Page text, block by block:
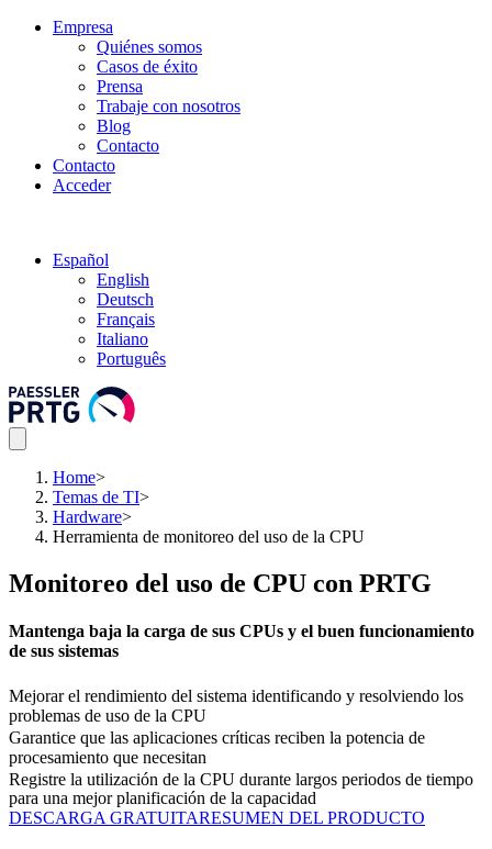
Empresa
Quiénes somos
Casos de éxito
Prensa
Trabaje con nosotros
Blog
Contacto
Contacto
Acceder
Español
English
Deutsch
Français
Italiano
Português
Home>
Temas de TI>
Hardware>
Herramienta de monitoreo del uso de la CPU
Monitoreo del uso de CPU con PRTG
Mantenga baja la carga de sus CPUs y el buen funcionamiento
de sus sistemas
Mejorar el rendimiento del sistema identificando y resolviendo los
problemas de uso de la CPU
Garantice que las aplicaciones críticas reciben la potencia de
procesamiento que necesitan
Registre la utilización de la CPU durante largos periodos de tiempo
para una mejor planificación de la capacidad
DESCARGA GRATUITARESUMEN DEL PRODUCTO